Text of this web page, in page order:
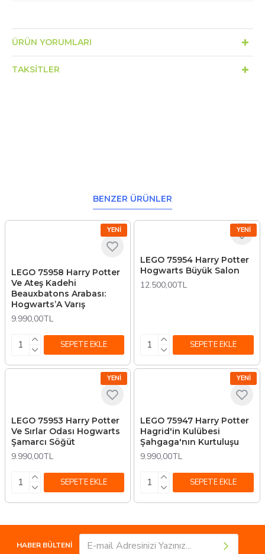
ÜRÜN YORUMLARI
TAKSITLER
BENZER ÜRÜNLER
YENI
LEGO 75958 Harry Potter
Ve Ateş Kadehi
Beauxbatons Arabası:
Hogwarts’A Varış
9.990,00TL
SEPETE EKLE
YENI
LEGO 75954 Harry Potter
Hogwarts Büyük Salon
12.500,00TL
SEPETE EKLE
YENI
LEGO 75953 Harry Potter
Ve Sırlar Odası Hogwarts
Şamarcı Söğüt
9.990,00TL
SEPETE EKLE
YENI
LEGO 75947 Harry Potter
Hagrid'in Kulübesi
Şahgaga'nın Kurtuluşu
9.990,00TL
SEPETE EKLE
HABER BÜLTENİ